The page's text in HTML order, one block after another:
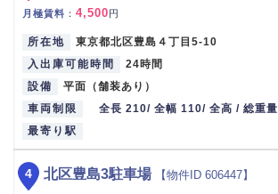
月極賃料 ： 4,500 円
所在地
東京都北区豊島４丁目5-10
入出庫可能時間
24時間
設備
平面（舗装あり）
車両制限
全長 210/ 全幅 110/ 全高 / 総重量
最寄り駅
北区豊島3駐車場 【物件ID 606447】
4